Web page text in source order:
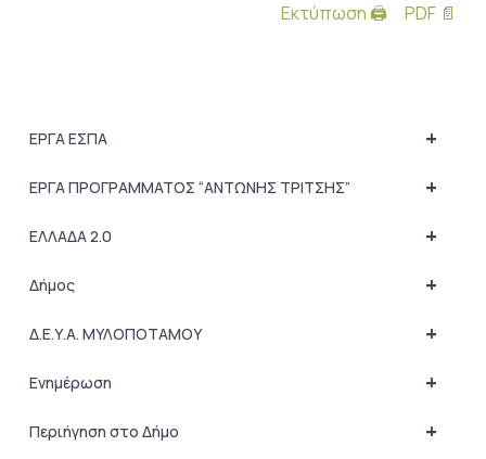
Εκτύπωση 🖨 PDF 📄
+
ΕΡΓΑ ΕΣΠΑ
+
ΕΡΓΑ ΠΡΟΓΡΑΜΜΑΤΟΣ “ΑΝΤΩΝΗΣ ΤΡΙΤΣΗΣ”
+
ΕΛΛΑΔΑ 2.0
+
Δήμος
+
Δ.Ε.Υ.Α. ΜΥΛΟΠΟΤΑΜΟΥ
+
Ενημέρωση
+
Περιήγηση στο Δήμο